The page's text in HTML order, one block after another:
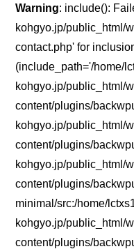
Warning: include():
kohgyo.jp/public_html/
contact.php' for
(include_path='/home/
kohgyo.jp/public_html/
content/plugins/
kohgyo.jp/public_html/
content/plugins/
kohgyo.jp/public_html/
content/plugins/
minimal/src:/home/
kohgyo.jp/public_html/
content/plugins/